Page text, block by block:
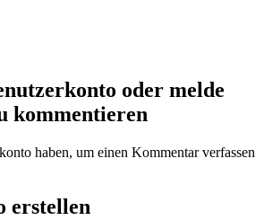
oder melde
kommentieren
haben, um einen Kommentar verfassen
erstellen